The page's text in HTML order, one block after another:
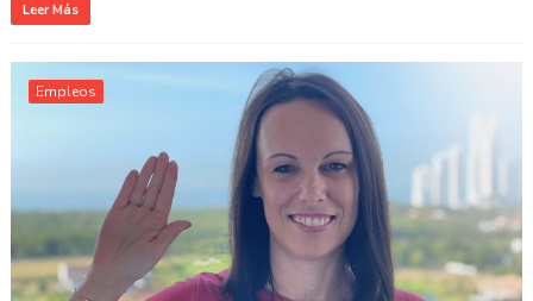
Leer Más
Empleos